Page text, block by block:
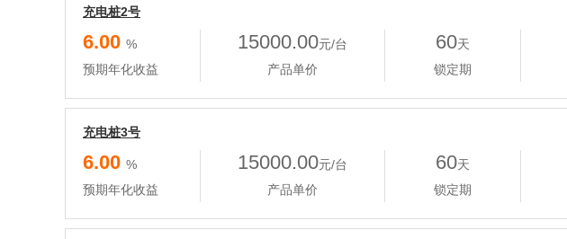
充电桩2号
6.00 %
预期年化收益
15000.00元/台
产品单价
60天
锁定期
充电桩3号
6.00 %
预期年化收益
15000.00元/台
产品单价
60天
锁定期